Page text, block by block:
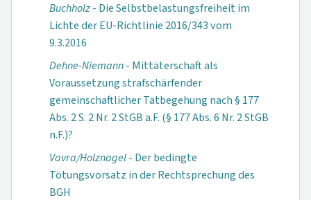
Buchholz- Die Selbstbelastungsfreiheit im
Lichte der EU-Richtlinie 2016/343 vom
9.3.2016
Dehne-Niemann- Mittäterschaft als
Voraussetzung strafschärfender
gemeinschaftlicher Tatbegehung nach § 177
Abs. 2 S. 2 Nr. 2 StGB a.F. (§ 177 Abs. 6 Nr. 2 StGB
n.F.)?
Vavra/Holznagel- Der bedingte
Tötungsvorsatz in der Rechtsprechung des
BGH